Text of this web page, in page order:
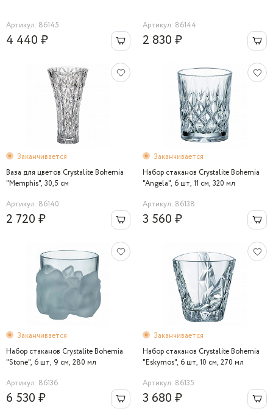
Артикул: 86145
4 440 ₽
Артикул: 86144
2 830 ₽
Заканчивается
Ваза для цветов Crystalite Bohemia
"Memphis", 30,5 см
Артикул: 86140
2 720 ₽
Заканчивается
Набор стаканов Crystalite Bohemia
"Angela", 6 шт, 11 см, 320 мл
Артикул: 86138
3 560 ₽
Заканчивается
Набор стаканов Crystalite Bohemia
"Stone", 6 шт, 9 см, 280 мл
Артикул: 86136
6 530 ₽
Заканчивается
Набор стаканов Crystalite Bohemia
"Eskymos", 6 шт, 10 см, 270 мл
Артикул: 86135
3 680 ₽